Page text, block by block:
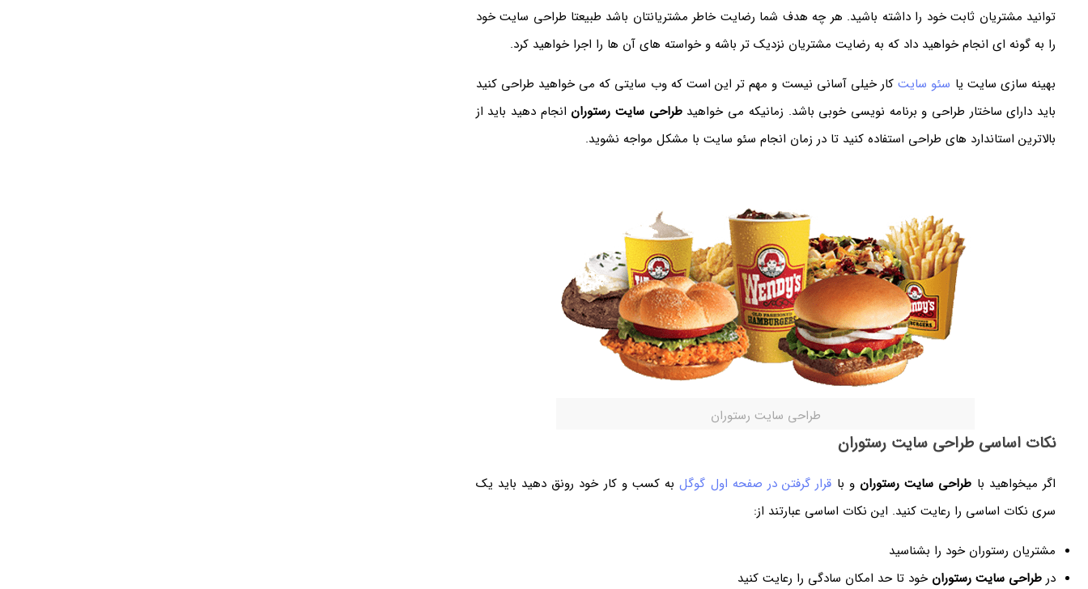
توانید مشتریان ثابت خود را داشته باشید. هر چه هدف شما رضایت خاطر مشتریانتان باشد طبیعتا طراحی سایت خود
را به گونه ای انجام خواهید داد که به رضایت مشتریان نزدیک تر باشه و خواسته های آن ها را اجرا خواهید کرد.
بهینه سازی سایت یا سئو سایتکار خیلی آسانی نیست و مهم تر این است که وب سایتی که می خواهید طراحی کنید
باید دارای ساختار طراحی و برنامه نویسی خوبی باشد. زمانیکه می خواهیدطراحی سایت رستوران انجام دهید باید از
بالاترین استاندارد های طراحی استفاده کنید تا در زمان انجام سئو سایت با مشکل مواجه نشوید.
طراحی سایت رستوران
نکات اساسی طراحی سایت رستوران
اگر میخواهید با طراحی سایت رستوران و با قرار گرفتن در صفحه اول گوگلبه کسب و کار خود رونق دهید باید یک
سری نکات اساسی را رعایت کنید. این نکات اساسی عبارتند از:
مشتریان رستوران خود را بشناسید
در طراحی سایت رستوران خود تا حد امکان سادگی را رعایت کنید